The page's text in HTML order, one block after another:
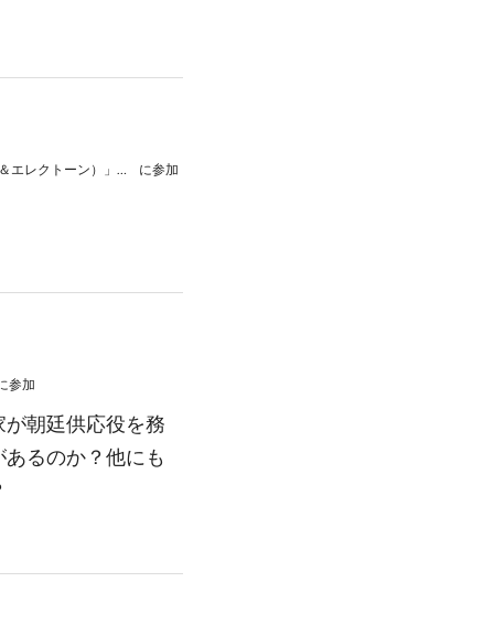
西尾お寺イベント 2025・秋 G2 「Torio Palette（ピアノ＆ヴァイオリン＆エレクトーン）」コンサート に参加
参加
朝廷供応役を務
るのか？他にも